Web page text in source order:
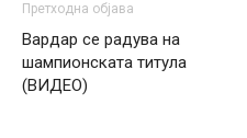
Претходна објава
Вардар се радува на
шампионската титула
(ВИДЕО)